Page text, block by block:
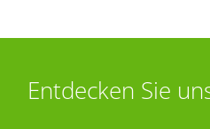
Entdecken Sie